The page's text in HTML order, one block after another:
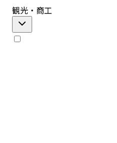
観光・商工